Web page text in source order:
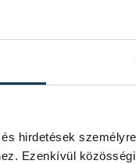
hirdetések
Ezenkívül